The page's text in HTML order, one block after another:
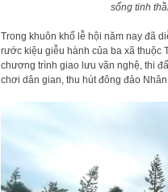
sống tinh
Trong khuôn khổ lễ hội năm nay đã
rước kiệu giễu hành của ba xã thuộc
chương trình giao lưu văn nghệ, thi
chơi dân gian, thu hút đông đảo